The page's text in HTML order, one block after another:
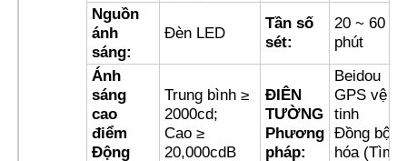
Liên hệ chúng tôi
Yêu cầu báo giá
Chiếu sáng chống cháy nổ
Nguồn
ánh
sáng:
Đèn LED
Tần số
sét:
20 ~ 60
phút
Ánh
sáng
cao
điểm
Động
Trung bình ≥
2000cd;
Cao ≥
20,000cdB
ĐIÊN
TƯỜNG
Phương
pháp:
Beidou
GPS vệ
tinh
Đồng bộ
hóa (Tìm